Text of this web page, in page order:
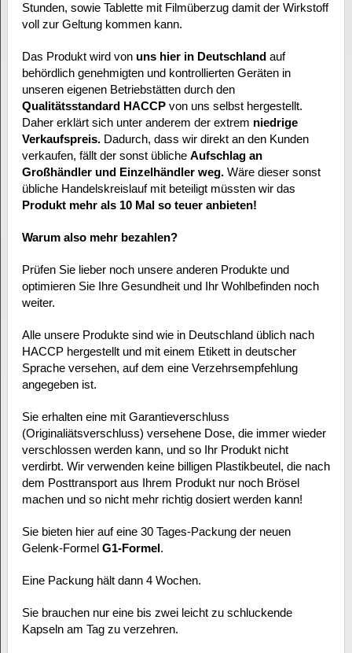
Stunden, sowie Tablette mit Filmüberzug damit der Wirkstoff
voll zur Geltung kommen kann.
Das Produkt wird von uns hier in Deutschlandauf
behördlich genehmigten und kontrollierten Geräten in
unseren eigenen Betriebstätten durch den
Qualitätsstandard HACCPvon uns selbst hergestellt.
Daher erklärt sich unter anderem der extrem niedrige
Verkaufspreis.Dadurch, dass wir direkt an den Kunden
verkaufen, fällt der sonst übliche Aufschlag an
Großhändler und Einzelhändler weg.Wäre dieser sonst
übliche Handelskreislauf mit beteiligt müssten wir das
Produkt mehr als 10 Mal so teuer anbieten!
Warum also mehr bezahlen?
Prüfen Sie lieber noch unsere anderen Produkte und
optimieren Sie Ihre Gesundheit und Ihr Wohlbefinden noch
weiter.
Alle unsere Produkte sind wie in Deutschland üblich nach
HACCP hergestellt und mit einem Etikett in deutscher
Sprache versehen, auf dem eine Verzehrsempfehlung
angegeben ist.
Sie erhalten eine mit Garantieverschluss
(Originaliätsverschluss) versehene Dose, die immer wieder
verschlossen werden kann, und so Ihr Produkt nicht
verdirbt. Wir verwenden keine billigen Plastikbeutel, die nach
dem Posttransport aus Ihrem Produkt nur noch Brösel
machen und so nicht mehr richtig dosiert werden kann!
Sie bieten hier auf eine 30 Tages-Packung der neuen
Gelenk-Formel G1-Formel.
Eine Packung hält dann 4 Wochen.
Sie brauchen nur eine bis zwei leicht zu schluckende
Kapseln am Tag zu verzehren.